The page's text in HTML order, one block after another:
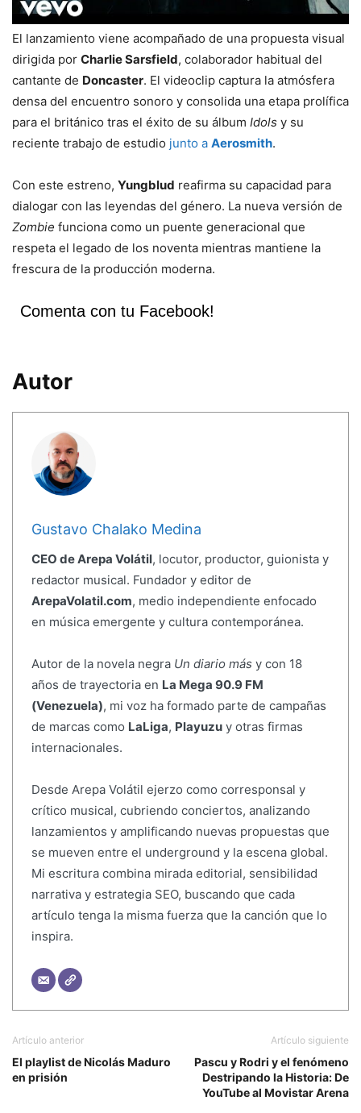
El lanzamiento viene acompañado de una propuesta visual
dirigida por Charlie Sarsfield, colaborador habitual del
cantante de Doncaster. El videoclip captura la atmósfera
densa del encuentro sonoro y consolida una etapa prolífica
para el británico tras el éxito de su álbum Idols y su
reciente trabajo de estudio junto a Aerosmith.
Con este estreno, Yungblud reafirma su capacidad para
dialogar con las leyendas del género. La nueva versión de
Zombie funciona como un puente generacional que
respeta el legado de los noventa mientras mantiene la
frescura de la producción moderna.
Comenta con tu Facebook!
Autor
Gustavo Chalako Medina
CEO de Arepa Volátil, locutor, productor, guionista y
redactor musical. Fundador y editor de
ArepaVolatil.com, medio independiente enfocado
en música emergente y cultura contemporánea.
Autor de la novela negra Un diario más y con 18
años de trayectoria en La Mega 90.9 FM
(Venezuela), mi voz ha formado parte de campañas
de marcas como LaLiga, Playuzuy otras firmas
internacionales.
Desde Arepa Volátil ejerzo como corresponsal y
crítico musical, cubriendo conciertos, analizando
lanzamientos y amplificando nuevas propuestas que
se mueven entre el underground y la escena global.
Mi escritura combina mirada editorial, sensibilidad
narrativa y estrategia SEO, buscando que cada
artículo tenga la misma fuerza que la canción que lo
inspira.
Artículo anterior
El playlist de Nicolás Maduro
en prisión
Artículo siguiente
Pascu y Rodri y el fenómeno
Destripando la Historia: De
YouTube al Movistar Arena